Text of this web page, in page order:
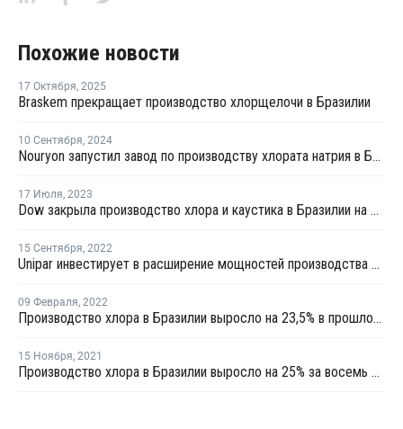
Похожие новости
17 Октября, 2025
Braskem прекращает производство хлорщелочи в Бразилии
10 Сентября, 2024
Nouryon запустил завод по производству хлората натрия в Бразилии
17 Июля, 2023
Dow закрыла производство хлора и каустика в Бразилии на ремонт
15 Сентября, 2022
Unipar инвестирует в расширение мощностей производства хлора и каустической соды в Бразилии
09 Февраля, 2022
Производство хлора в Бразилии выросло на 23,5% в прошлом году
15 Ноября, 2021
Производство хлора в Бразилии выросло на 25% за восемь месяцев